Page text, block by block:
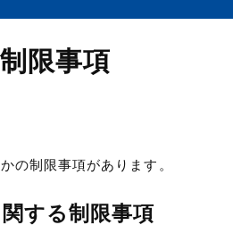
限事項
の制限事項があります。
する制限事項